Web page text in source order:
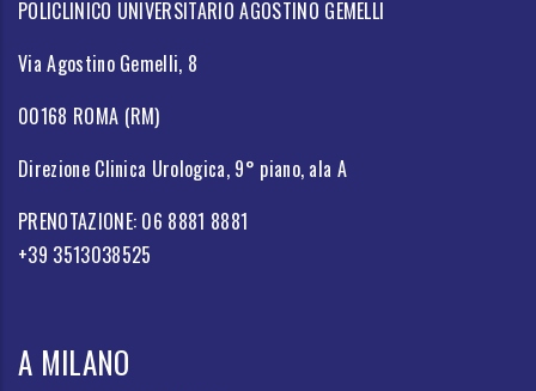
POLICLINICO UNIVERSITARIO AGOSTINO GEMELLI
Via Agostino Gemelli, 8
00168 ROMA (RM)
Direzione Clinica Urologica, 9° piano, ala A
PRENOTAZIONE: 06 8881 8881
+39 3513038525
A MILANO